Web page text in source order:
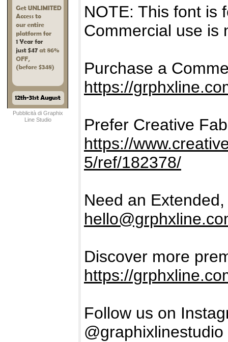
Pubblicità di Graphix
Line Studio
NOTE: This font is
Commercial use is
Purchase a
https://
Prefer Creative
https://
5/ref/182378/
Need an
Discover more
https://
Follow us on
@graphixlinestudio